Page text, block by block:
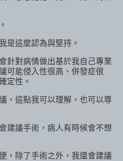
是這麼認為與堅持。
針對病情做出基於我自己專業
可能侵入性很高、併發症很
定性。
，這點我可以理解，也可以尊
建議手術，病人有時候會不想
，除了手術之外，我還會建議